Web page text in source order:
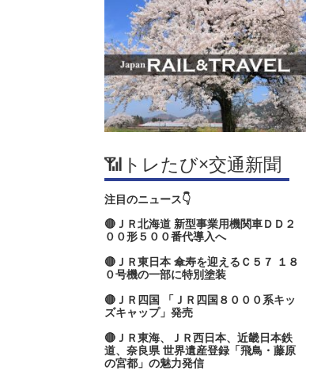
📶トレたび×交通新聞
注目のニュース👇
🔴ＪＲ北海道 新型事業用機関車ＤＤ２
００形５００番代導入へ
🔴ＪＲ東日本 傘寿を迎えるＣ５７ １８
０号機の一部に特別塗装
🔴ＪＲ四国 「ＪＲ四国８０００系キッ
ズキャップ」発売
🔴ＪＲ東海、ＪＲ西日本、近畿日本鉄
道、奈良県 世界遺産登録「飛鳥・藤原
の宮都」の魅力発信